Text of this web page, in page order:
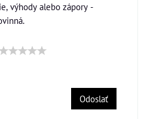
výhody alebo zápory -
Odoslať